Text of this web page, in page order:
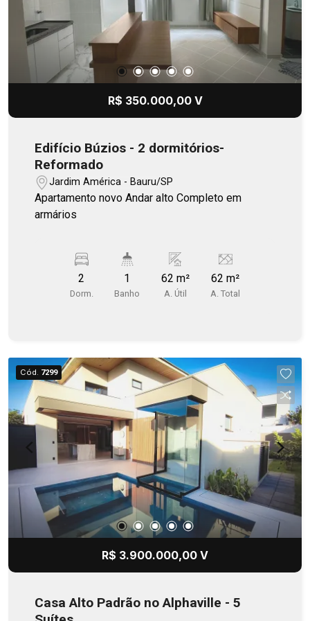
uma região consolidada, com ótima infraestrutura
e excelente mobilidade, oferecendo praticidade
para clientes, fornecedores e colaboradores.
Entre em contato e agende uma visita para
conhecer esta excelente oportunidade para
venda ou locação.
R$ 350.000,00 V
Edifício Búzios - 2 dormitórios-
Reformado
Jardim América - Bauru/SP
Apartamento novo Andar alto Completo em
armários
2
Dorm.
1
Banho
62 m²
A. Útil
62 m²
A. Total
Cód. 7299
R$ 3.900.000,00 V
Casa Alto Padrão no Alphaville - 5